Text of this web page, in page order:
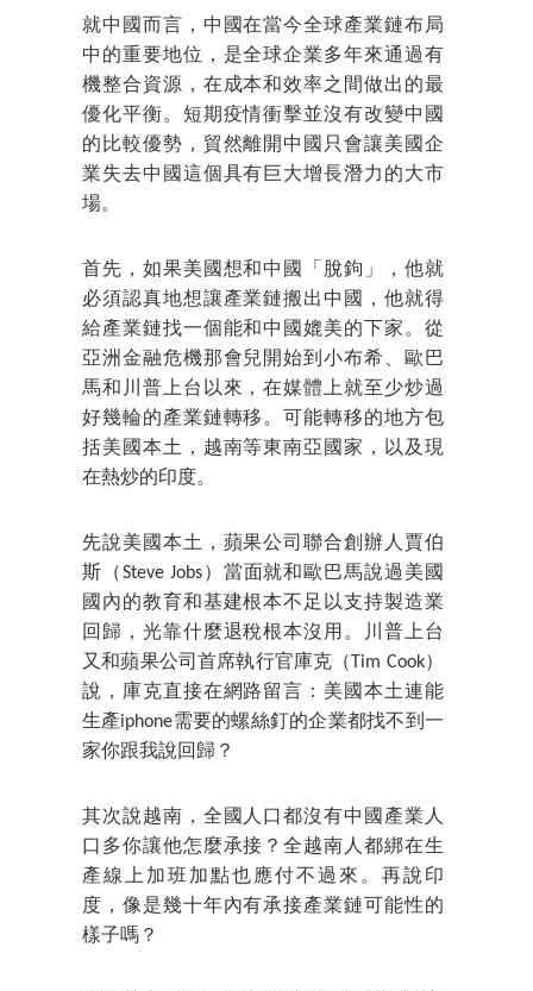
就中國而言，中國在當今全球產業鏈布局
中的重要地位，是全球企業多年來通過有
機整合資源，在成本和效率之間做出的最
優化平衡。短期疫情衝擊並沒有改變中國
的比較優勢，貿然離開中國只會讓美國企
業失去中國這個具有巨大增長潛力的大市
場。
首先，如果美國想和中國「脫鉤」，他就
必須認真地想讓產業鏈搬出中國，他就得
給產業鏈找一個能和中國媲美的下家。從
亞洲金融危機那會兒開始到小布希、歐巴
馬和川普上台以來，在媒體上就至少炒過
好幾輪的產業鏈轉移。可能轉移的地方包
括美國本土，越南等東南亞國家，以及現
在熱炒的印度。
先說美國本土，蘋果公司聯合創辦人賈伯
斯（Steve Jobs）當面就和歐巴馬說過美國
國內的教育和基建根本不足以支持製造業
回歸，光靠什麼退稅根本沒用。川普上台
又和蘋果公司首席執行官庫克（Tim Cook）
說，庫克直接在網路留言：美國本土連能
生產iphone需要的螺絲釘的企業都找不到一
家你跟我說回歸？
其次說越南，全國人口都沒有中國產業人
口多你讓他怎麼承接？全越南人都綁在生
產線上加班加點也應付不過來。再說印
度，像是幾十年內有承接產業鏈可能性的
樣子嗎？